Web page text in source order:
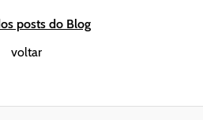
posts do Blog
voltar